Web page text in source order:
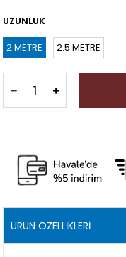
UZUNLUK
2 METRE
2.5 METRE
ÜRÜN ÖZELLIKLERI